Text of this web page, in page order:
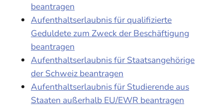
beantragen
Aufenthaltserlaubnis für qualifizierte
Geduldete zum Zweck der Beschäftigung
beantragen
Aufenthaltserlaubnis für Staatsangehörige
der Schweiz beantragen
Aufenthaltserlaubnis für Studierende aus
Staaten außerhalb EU/EWR beantragen